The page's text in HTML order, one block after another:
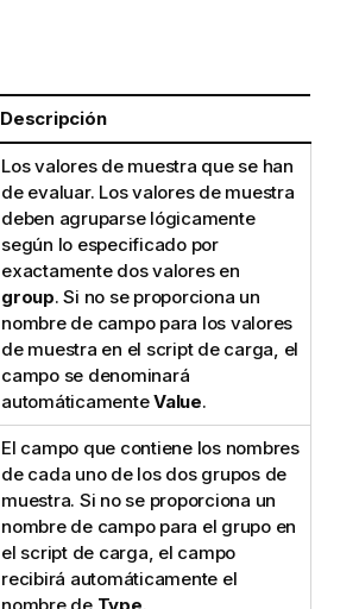
Descripción
Los valores de muestra que se han
de evaluar. Los valores de muestra
deben agruparse lógicamente
según lo especificado por
exactamente dos valores en
group. Si no se proporciona un
nombre de campo para los valores
de muestra en el script de carga, el
campo se denominará
automáticamenteValue.
El campo que contiene los nombres
de cada uno de los dos grupos de
muestra. Si no se proporciona un
nombre de campo para el grupo en
el script de carga, el campo
recibirá automáticamente el